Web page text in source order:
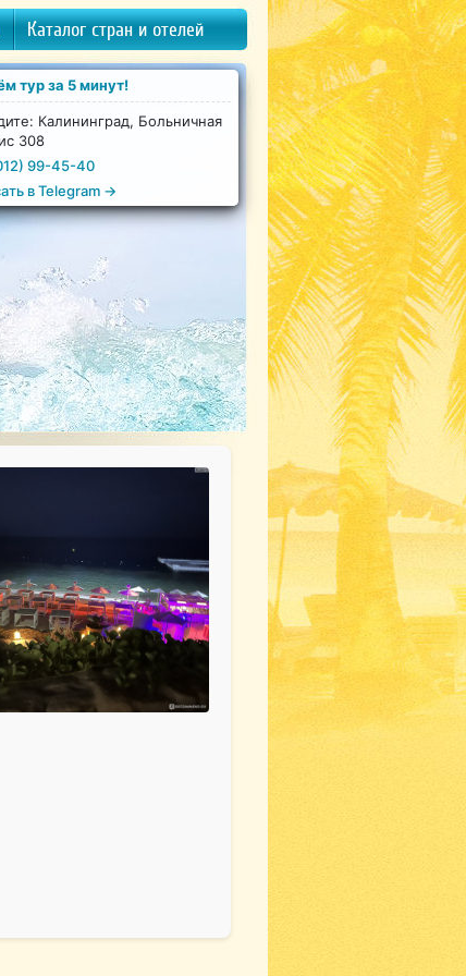
тур за 5 минут!
Калининград, Больничная
308
99-45-40
в Telegram →
Каталог стран и отелей